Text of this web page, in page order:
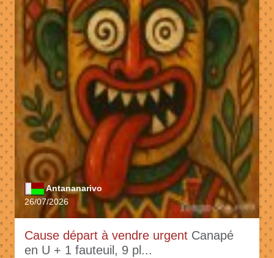
Antananarivo
26/07/2026
Cause départ à vendre urgent Canapé
en U + 1 fauteuil, 9 pl...